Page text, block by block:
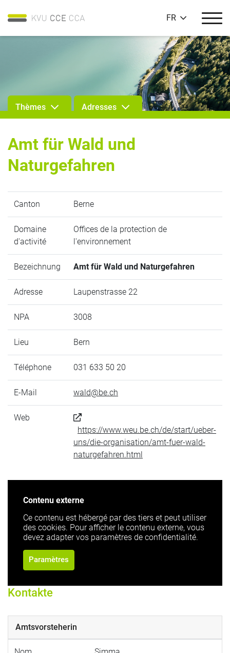
FR
Thèmes Adresses
Amt für Wald und
Naturgefahren
Canton Berne
Domaine
d'activité
Offices de la protection de
l'environnement
Bezeichnung Amt für Wald und Naturgefahren
Adresse Laupenstrasse 22
NPA 3008
Lieu Bern
Téléphone 031 633 50 20
E-Mail wald@be.ch
Web
https://www.weu.be.ch/de/start/ueber-
uns/die-organisation/amt-fuer-wald-
naturgefahren.html
Contenu externe
Ce contenu est hébergé par des tiers et peut utiliser
des cookies. Pour afficher le contenu externe, vous
devez adapter vos paramètres de confidentialité.
Paramètres
Kontakte
Amtsvorsteherin